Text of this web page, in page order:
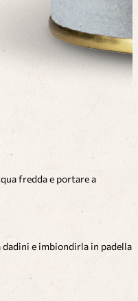
fredda e portare a
e imbiondirla in padella